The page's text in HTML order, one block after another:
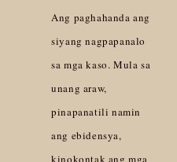
Ang paghahanda ang
siyang nagpapanalo
sa mga kaso. Mula sa
unang araw,
pinapanatili namin
ang ebidensya,
kinokontak ang mga